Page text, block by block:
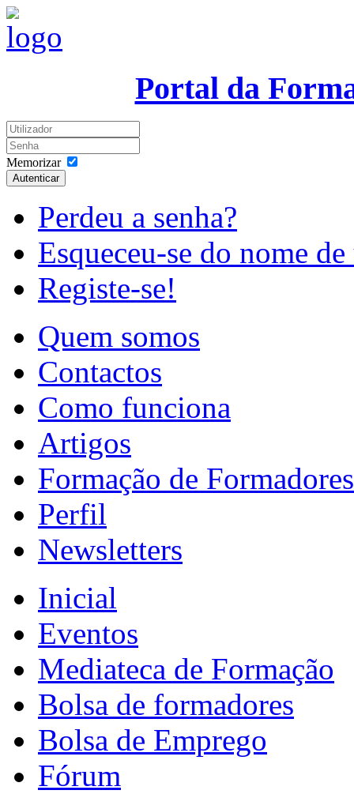
Portal da
Memorizar
Autenticar
Perdeu a senha?
Esqueceu-se do nome
Registe-se!
Quem somos
Contactos
Como funciona
Artigos
Formação de Formadores
Perfil
Newsletters
Inicial
Eventos
Mediateca de Formação
Bolsa de formadores
Bolsa de Emprego
Fórum